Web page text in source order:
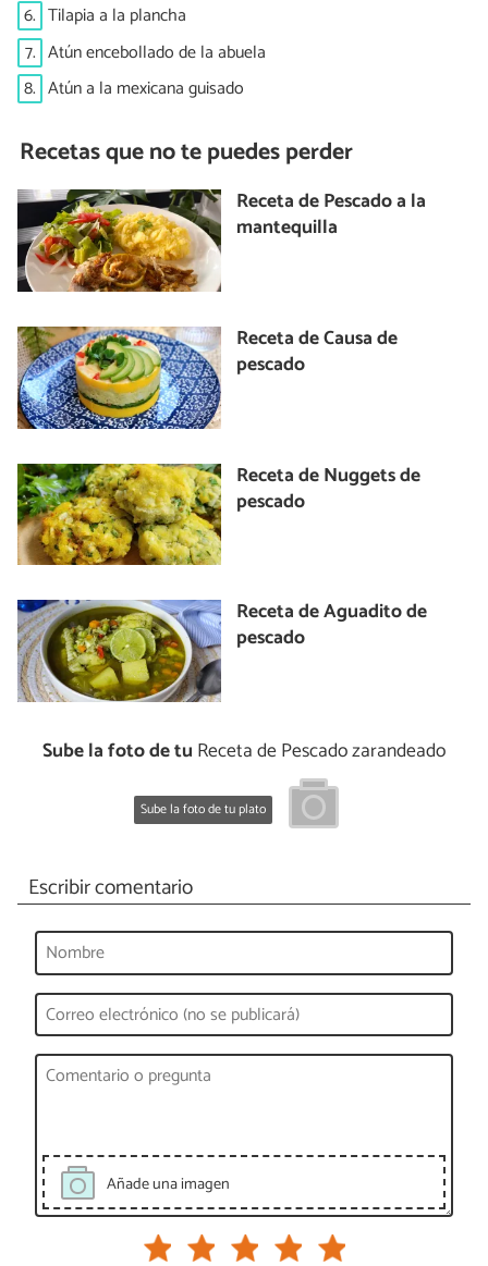
6. Tilapia a la plancha
7. Atún encebollado de la abuela
8. Atún a la mexicana guisado
Recetas que no te puedes perder
Receta de Pescado a la
mantequilla
Receta de Causa de
pescado
Receta de Nuggets de
pescado
Receta de Aguadito de
pescado
Sube la foto de tu Receta de Pescado zarandeado
Sube la foto de tu plato
Escribir comentario
Añade una imagen